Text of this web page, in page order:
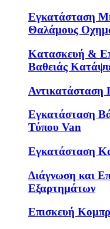
Εγκατάσταση
Θαλάμους
Κατασκευή &
Βαθειάς
Αντικατάσταση
Εγκατάσταση
Τύπου Van
Εγκατάσταση
Διάγνωση και
Εξαρτημάτων
Επισκευή